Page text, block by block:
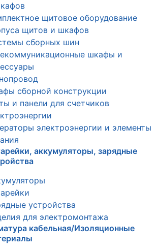
щитовое оборудование
щитов и шкафов
сборных шин
шкафы и
сборной конструкции
и панели для счетчиков
электроэнергии и элементы
аккумуляторы, зарядные
устройства
для электромонтажа
кабельная/Изоляционные